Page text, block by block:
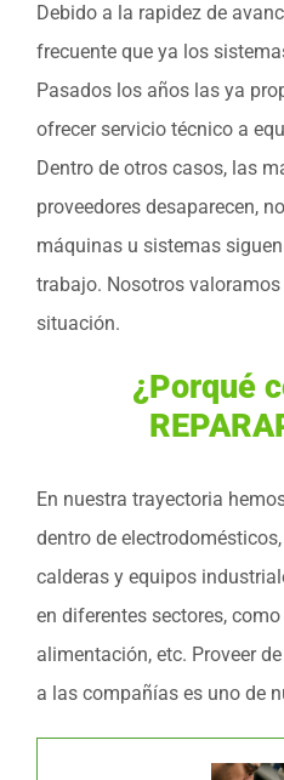
Debido a la rapidez de
frecuente que ya los
Pasados los años las ya
ofrecer servicio técnico a
Dentro de otros casos, las
proveedores desaparecen,
máquinas u sistemas
trabajo. Nosotros
situación.
¿Porqué
En nuestra trayectoria
dentro de
calderas y equipos
en diferentes sectores,
alimentación, etc. Proveer
a las compañías es uno de